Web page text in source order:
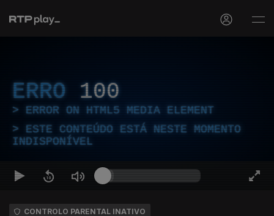
ERRO 100
ERROR ON HTML5 MEDIA ELEMENT
ESTE CONTEÚDO ESTÁ NESTE MOMENTO
INDISPONÍVEL
CONTROLO PARENTAL INATIVO